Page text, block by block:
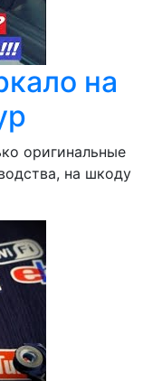
на
оригинальные
на шкоду